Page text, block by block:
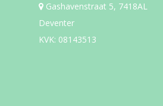
Gashavenstraat 5, 7418AL
Deventer
KVK: 08143513